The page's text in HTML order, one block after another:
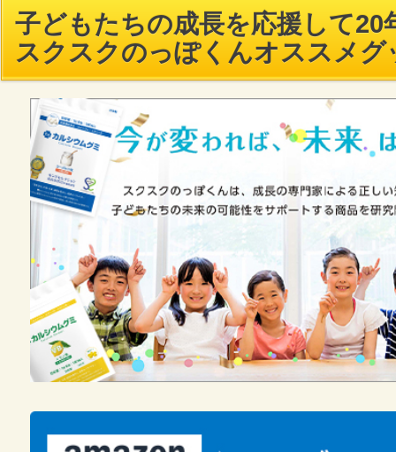
子どもたちの成長を応援して20
スクスクのっぽくんオススメグ